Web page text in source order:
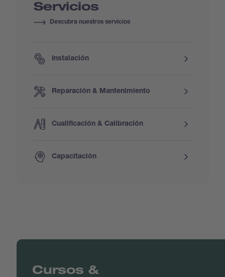
Servicios
Descubra nuestros servicios
Instalación
Reparación & Mantenimiento
Cualificación & Calibración
Capacitación
Cursos &